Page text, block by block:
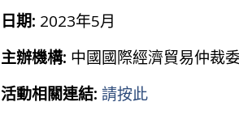
日期: 2023年5月
主辦機構: 中國國際經濟貿易仲裁
活動相關連結: 請按此